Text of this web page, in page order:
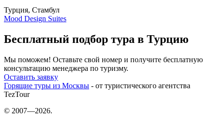
Турция, Стамбул
Mood Design Suites
Бесплатный подбор тура в Турцию
Мы поможем! Оставьте свой номер и получите бесплатную
консультацию менеджера по туризму.
Оставить заявку
Горящие туры из Москвы - от туристического агентства
TezTour
© 2007—2026.